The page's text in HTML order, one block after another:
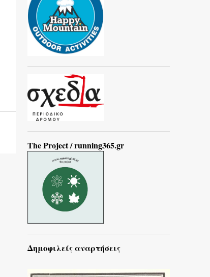
The Project / running365.gr
Δημοφιλείς αναρτήσεις